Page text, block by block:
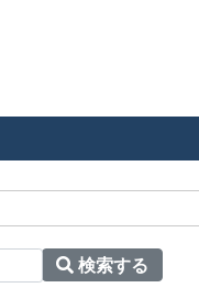
検索する